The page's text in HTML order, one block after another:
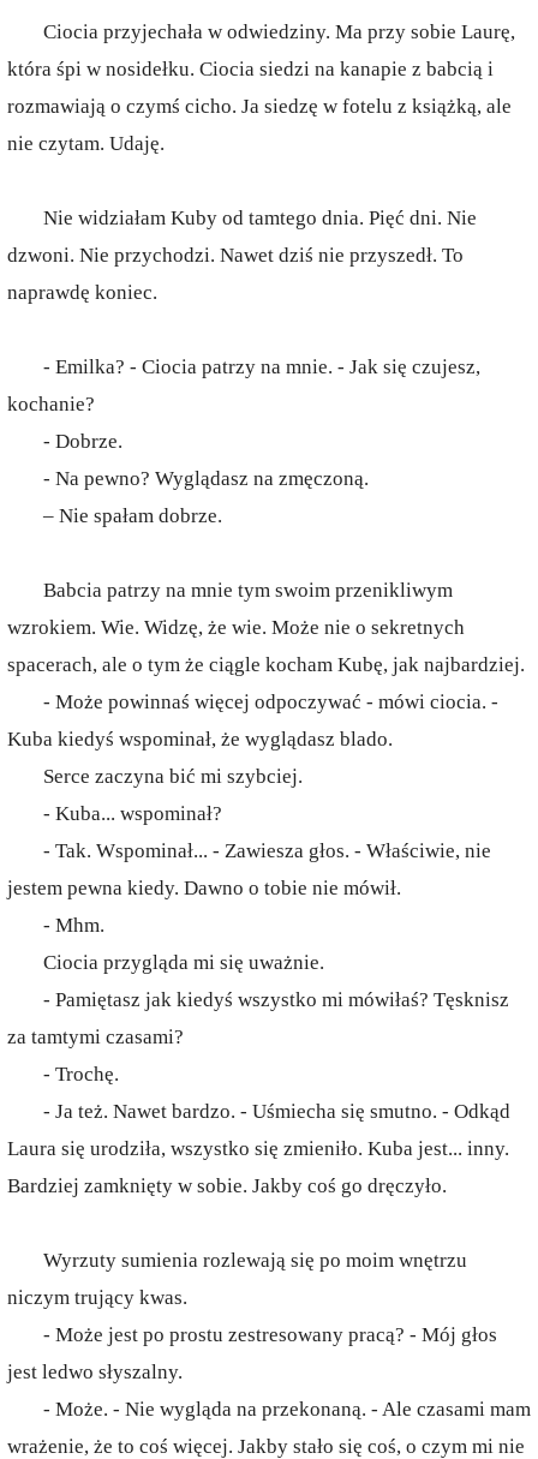
Ciocia przyjechała w odwiedziny. Ma przy sobie Laurę,
która śpi w nosidełku. Ciocia siedzi na kanapie z babcią i
rozmawiają o czymś cicho. Ja siedzę w fotelu z książką, ale
nie czytam. Udaję.
Nie widziałam Kuby od tamtego dnia. Pięć dni. Nie
dzwoni. Nie przychodzi. Nawet dziś nie przyszedł. To
naprawdę koniec.
- Emilka? - Ciocia patrzy na mnie. - Jak się czujesz,
kochanie?
- Dobrze.
- Na pewno? Wyglądasz na zmęczoną.
– Nie spałam dobrze.
Babcia patrzy na mnie tym swoim przenikliwym
wzrokiem. Wie. Widzę, że wie. Może nie o sekretnych
spacerach, ale o tym że ciągle kocham Kubę, jak najbardziej.
- Może powinnaś więcej odpoczywać - mówi ciocia. -
Kuba kiedyś wspominał, że wyglądasz blado.
Serce zaczyna bić mi szybciej.
- Kuba... wspominał?
- Tak. Wspominał... - Zawiesza głos. - Właściwie, nie
jestem pewna kiedy. Dawno o tobie nie mówił.
- Mhm.
Ciocia przygląda mi się uważnie.
- Pamiętasz jak kiedyś wszystko mi mówiłaś? Tęsknisz
za tamtymi czasami?
- Trochę.
- Ja też. Nawet bardzo. - Uśmiecha się smutno. - Odkąd
Laura się urodziła, wszystko się zmieniło. Kuba jest... inny.
Bardziej zamknięty w sobie. Jakby coś go dręczyło.
Wyrzuty sumienia rozlewają się po moim wnętrzu
niczym trujący kwas.
- Może jest po prostu zestresowany pracą? - Mój głos
jest ledwo słyszalny.
- Może. - Nie wygląda na przekonaną. - Ale czasami mam
wrażenie, że to coś więcej. Jakby stało się coś, o czym mi nie